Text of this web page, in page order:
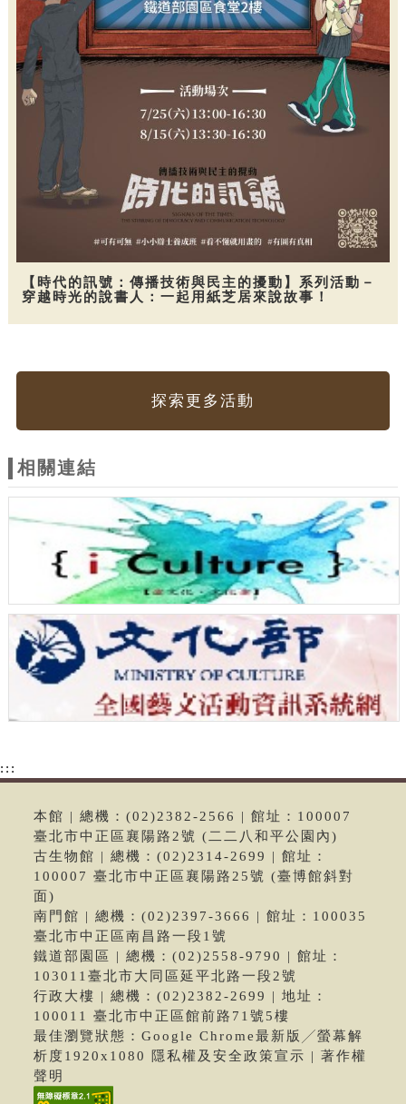
【時代的訊號：傳播技術與民主的擾動】系列活動－
穿越時光的說書人：一起用紙芝居來說故事！
探索更多活動
相關連結
:::
本館 | 總機：(02)2382-2566 | 館址：100007
臺北市中正區襄陽路2號 (二二八和平公園內)
古生物館 | 總機：(02)2314-2699 | 館址：
100007 臺北市中正區襄陽路25號 (臺博館斜對
面)
南門館 | 總機：(02)2397-3666 | 館址：100035
臺北市中正區南昌路一段1號
鐵道部園區 | 總機：(02)2558-9790 | 館址：
103011臺北市大同區延平北路一段2號
行政大樓 | 總機：(02)2382-2699 | 地址：
100011 臺北市中正區館前路71號5樓
最佳瀏覽狀態：Google Chrome最新版╱螢幕解
析度1920x1080 隱私權及安全政策宣示 | 著作權
聲明